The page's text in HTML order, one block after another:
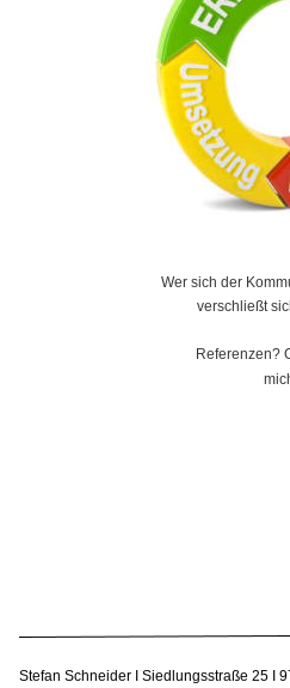
Stefan Schneider I Siedlungsstraße 25 I
Wer sich der
verschließt
Referenzen?